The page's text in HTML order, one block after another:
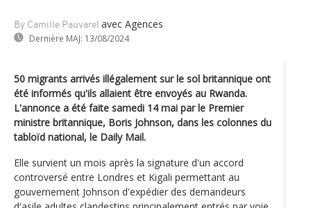
By Camille Pauvarel avec Agences
Dernière MAJ: 13/08/2024
50 migrants arrivés illégalement sur le sol britannique ont
été informés qu'ils allaient être envoyés au Rwanda.
L'annonce a été faite samedi 14 mai par le Premier
ministre britannique, Boris Johnson, dans les colonnes du
tabloïd national, le Daily Mail.
Elle survient un mois après la signature d'un accord
controversé entre Londres et Kigali permettant au
gouvernement Johnson d'expédier des demandeurs